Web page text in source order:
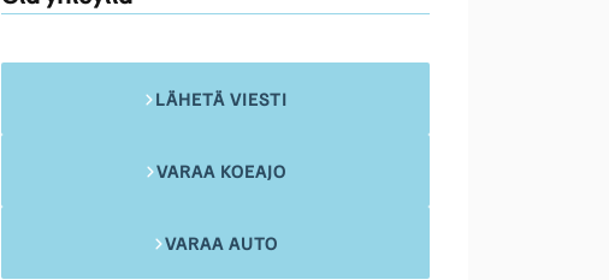
LÄHETÄ VIESTI
VARAA KOEAJO
VARAA AUTO